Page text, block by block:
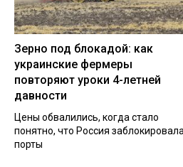
Зерно под блокадой: как
украинские фермеры
повторяют уроки 4-летней
давности
Цены обвалились, когда стало
понятно, что Россия
порты